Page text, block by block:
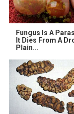
Fungus Is A
It Dies From A
Plain...